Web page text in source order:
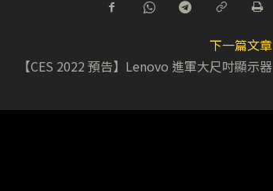
下一篇文章
【CES 2022 預告】Lenovo 進軍大尺吋顯示器